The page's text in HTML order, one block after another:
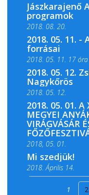
Jászkarajenő
programok
2018. 08. 20.
2018. 05. 11. -
forrásai
2018. 05. 11. 17 óra
2018. 05. 11. 19 óra
2018. 05. 12.
Nagykőrös
2018. 05. 12.
2018. 05. 01. A
MEGYEI
VIRÁGVÁSÁR
2018, 05. 01.
Mi szedjük!
2018. Április 14.
2018. Április 15.
1 2